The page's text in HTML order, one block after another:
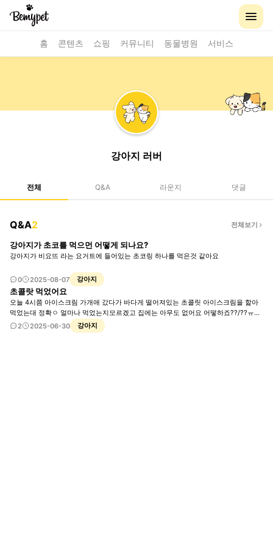
홈 콘텐츠 쇼핑 커뮤니티 동물병원 서비스
강아지 러버
전체 Q&A 라운지 댓글
Q&A2 전체보기
강아지가 초코를 먹으먼 어떻게 되나요?
강아지가 비요뜨 라는 요거트에 들어있는 초코링 하나를 먹은것 같아요
0 2025-08-07 강아지
초콜랏 먹었어요
오늘 4시쯤 아이스크림 가개애 갔다가 바다게 떨어져있는 초콜릿 아이스크림을 핥아
먹었는대 정확ㅇ 얼마나 먹었는지모르겠고 집에는 아무도 없어요 어떻하죠??/??ㅠㅠ
ㅠㅠㅠㅠㅠㅠㅠㅠㅠㅠㅠㅠㅠㅠㅠㅠㅠㅠ 너무 걱정되요 근대 얼마나 먹었는지 모르겠
2 2025-06-30 강아지